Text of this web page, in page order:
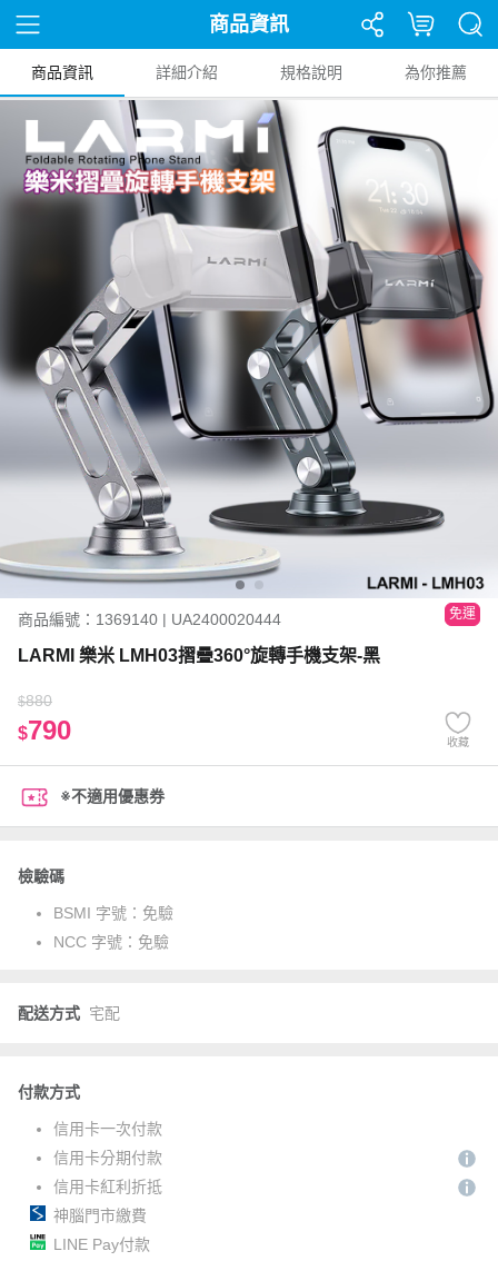
商品資訊
商品資訊 詳細介紹 規格說明 為你推薦
商品編號：1369140 | UA2400020444 免運
LARMI 樂米 LMH03摺疊360°旋轉手機支架-黑
$880
$790 收藏
※不適用優惠券
檢驗碼
BSMI 字號： 免驗
NCC 字號： 免驗
配送方式 宅配
付款方式
信用卡一次付款
信用卡分期付款
信用卡紅利折抵
神腦門市繳費
LINE Pay付款